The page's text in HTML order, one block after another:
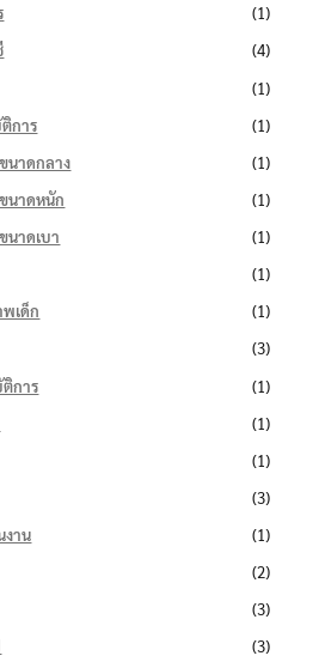
(1)
(4)
(1)
การ
(1)
นาดกลาง
(1)
นาดหนัก
(1)
นาดเบา
(1)
(1)
เด็ก
(1)
(3)
การ
(1)
(1)
(1)
(3)
งาน
(1)
(2)
(3)
(3)